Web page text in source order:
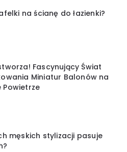
na ścianę do łazienki?
Fascynujący Świat
Miniatur Balonów na
Powietrze
męskich stylizacji pasuje